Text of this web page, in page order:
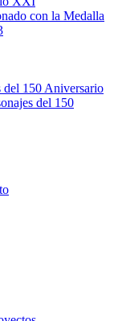
con la Medalla
del 150 Aniversario
del 150